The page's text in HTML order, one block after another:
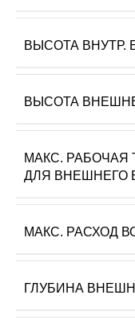
ВЫСОТА ВНУТР.
ВЫСОТА
МАКС. РАБОЧАЯ
ДЛЯ ВНЕШНЕГО
МАКС. РАСХОД
ГЛУБИНА